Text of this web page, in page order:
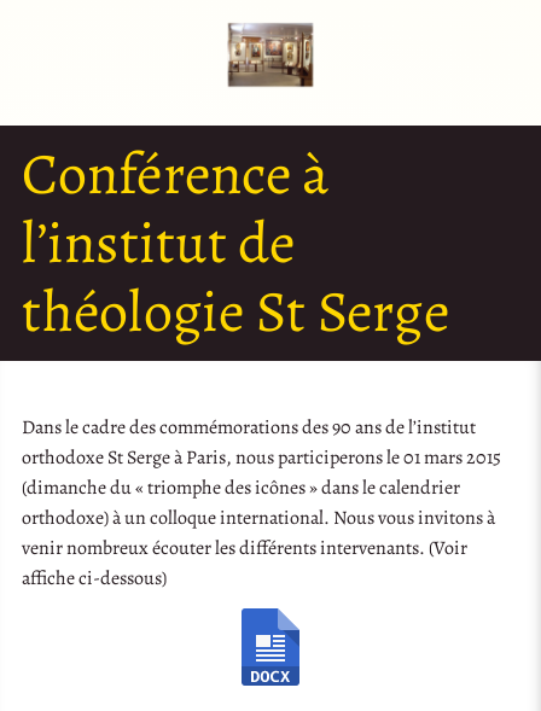
Conférence à
l’institut de
théologie St Serge
Dans le cadre des commémorations des 90 ans de l’institut
orthodoxe St Serge à Paris, nous participerons le 01 mars 2015
(dimanche du « triomphe des icônes » dans le calendrier
orthodoxe) à un colloque international. Nous vous invitons à
venir nombreux écouter les différents intervenants. (Voir
affiche ci-dessous)